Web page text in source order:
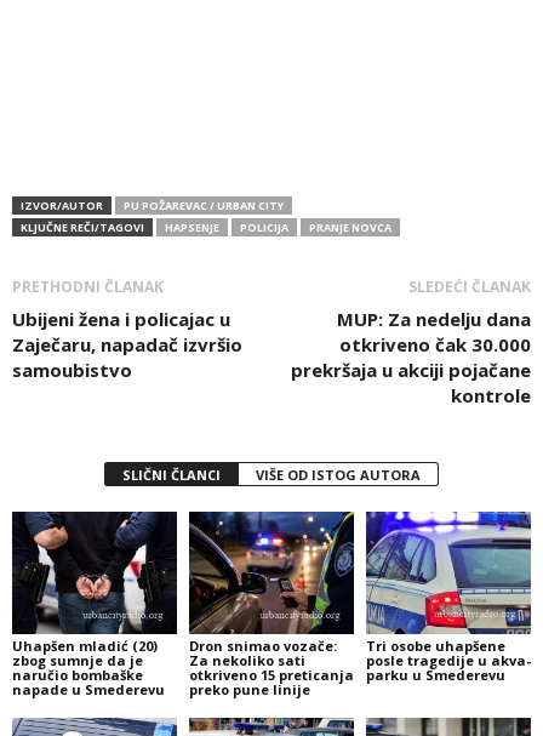
IZVOR/AUTOR
PU POŽAREVAC / URBAN CITY
KLJUČNE REČI/TAGOVI
HAPSENJE POLICIJA PRANJE NOVCA
PRETHODNI ČLANAK
Ubijeni žena i policajac u
Zaječaru, napadač izvršio
samoubistvo
SLEDEĆI ČLANAK
MUP: Za nedelju dana
otkriveno čak 30.000
prekršaja u akciji pojačane
kontrole
SLIČNI ČLANCI VIŠE OD ISTOG AUTORA
Uhapšen mladić (20)
zbog sumnje da je
naručio bombaške
napade u Smederevu
Dron snimao vozače:
Za nekoliko sati
otkriveno 15 preticanja
preko pune linije
Tri osobe uhapšene
posle tragedije u akva-
parku u Smederevu